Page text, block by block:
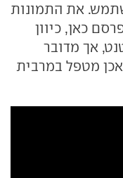
את התמונות
כאן, כיוון
אך מדובר
מטפל במרבית